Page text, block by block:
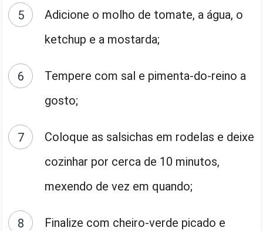
Adicione o molho de tomate, a água, o
ketchup e a mostarda;
Tempere com sal e pimenta-do-reino a
gosto;
Coloque as salsichas em rodelas e deixe
cozinhar por cerca de 10 minutos,
mexendo de vez em quando;
Finalize com cheiro-verde picado e